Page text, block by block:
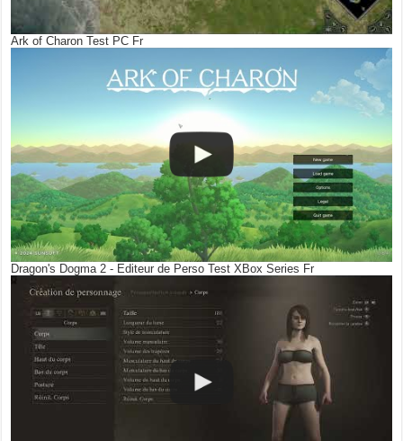
Ark of Charon Test PC Fr
Dragon's Dogma 2 - Editeur de Perso Test XBox Series Fr